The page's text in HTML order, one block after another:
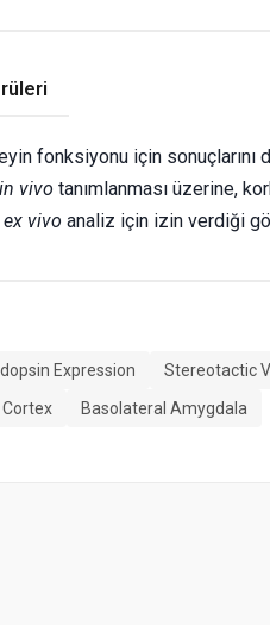
fonksiyonu için sonuçlarını
in vivo tanımlanması üzerine,
ex vivo analiz için izin verdiği
Expression
Stereotactic
Basolateral Amygdala